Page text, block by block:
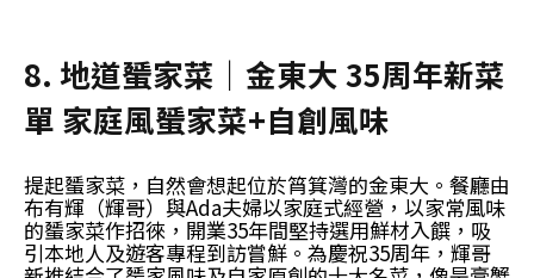
8. 地道蜑家菜｜金東大 35周年新菜
單 家庭風蜑家菜+自創風味
提起蜑家菜，自然會想起位於筲箕灣的金東大。餐廳由
布有輝（輝哥）與Ada夫婦以家庭式經營，以家常風味
的蜑家菜作招徠，開業35年間堅持選用鮮材入饌，吸
引本地人及遊客專程到訪嘗鮮。為慶祝35周年，輝哥